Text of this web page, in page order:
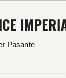
Pasante